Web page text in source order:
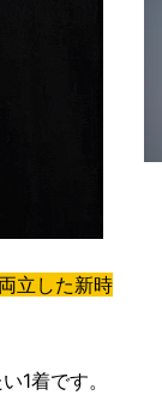
立した新時
1着です。